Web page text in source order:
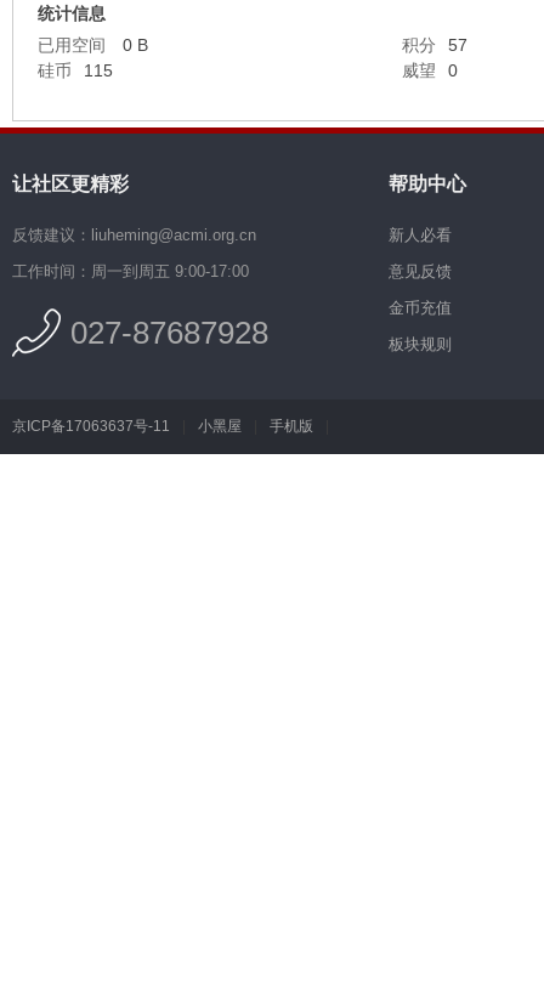
统计信息
已用空间
0 B 积分
57
硅币
115 威望 0
让社区更精彩
反馈建议：liuheming@acmi.org.cn
工作时间：周一到周五 9:00-17:00
027-87687928
帮助中心
新人必看
意见反馈
金币充值
板块规则
京ICP备17063637号-11 小黑屋 手机版